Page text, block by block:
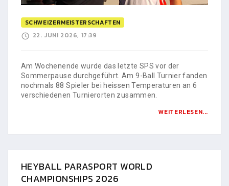
SCHWEIZERMEISTERSCHAFTEN
22. JUNI 2026, 17:39
Am Wochenende wurde das letzte SPS vor der
Sommerpause durchgeführt. Am 9-Ball Turnier fanden
nochmals 88 Spieler bei heissen Temperaturen an 6
verschiedenen Turnierorten zusammen.
WEITERLESEN...
HEYBALL PARASPORT WORLD
CHAMPIONSHIPS 2026